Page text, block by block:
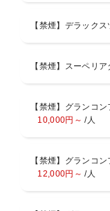
当館には地下1階に約
い。
【駐車場のまとめ】
・駐車場はホテル地
・宿泊者一泊1台あた
・バレーサービスなし
【禁煙】デラック
【禁煙】スーペリ
【禁煙】グランコ
10,000円～ /人
【禁煙】グランコ
12,000円～ /人